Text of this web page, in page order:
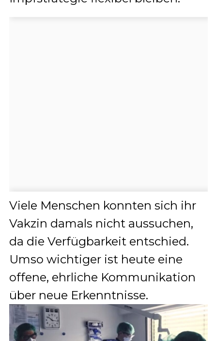
Viele Menschen konnten sich ihr
Vakzin damals nicht aussuchen,
da die Verfügbarkeit entschied.
Umso wichtiger ist heute eine
offene, ehrliche Kommunikation
über neue Erkenntnisse.